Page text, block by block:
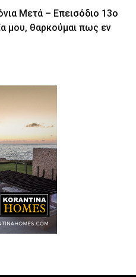
Μετά – Επεισόδιο 13ο
μου, θαρκούμαι πως εν